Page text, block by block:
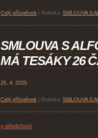
Celý příspěvek | Rubrika: SMLOUVA S
SMLOUVA S
MÁ TESÁKY 26
25. 4. 2025
Celý příspěvek | Rubrika: SMLOUVA S
« předchozí